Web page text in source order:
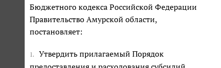
Бюджетного кодекса Российской Федерации
Правительство Амурской области,
постановляет:
1.
Утвердить прилагаемый Порядок